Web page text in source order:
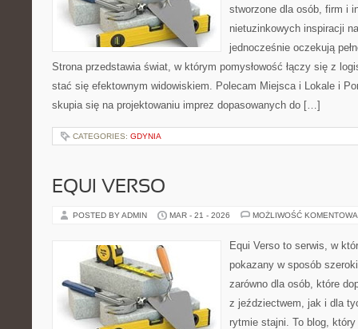
stworzone dla osób, firm i
nietuzinkowych inspiracji
jednocześnie oczekują
Strona przedstawia świat, w którym pomysłowość łączy się z
stać się efektownym widowiskiem. Polecam Miejsca i Lokale i
skupia się na projektowaniu imprez dopasowanych do […]
CATEGORIES: GDYNIA
EQUI VERSO
POSTED BY ADMIN MAR - 21 - 2026 MOŻLIWOŚĆ
Equi Verso to serwis, w
pokazany w sposób
zarówno dla osób, które
z jeździectwem, jak i dla
rytmie stajni. To blog,